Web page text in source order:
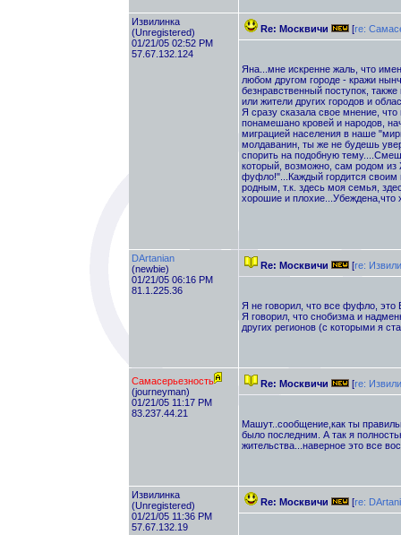
Извилинка
(Unregistered)
01/21/05 02:52 PM
57.67.132.124
Re: Москвичи [re:
Яна...мне искренне жаль, что
любом другом городе - кражи
безнравственный поступок,
или жители других городов и
Я сразу сказала свое мнение,
понамешано кровей и народов,
миграцией населения в наше
молдаванин, ты же не будешь
спорить на подобную
который, возможно, сам родом
фуфло!"...Каждый гордится своим
родным, т.к. здесь моя семья,
хорошие и плохие...Убеждена,что
DArtanian
(newbie)
01/21/05 06:16 PM
81.1.225.36
Re: Москвичи [re:
Я не говорил, что все фуфло, это
Я говорил, что снобизма и
других регионов (с которыми я
Самасерьезность
(journeyman)
01/21/05 11:17 PM
83.237.44.21
Re: Москвичи [re:
Машут..сообщение,как ты
было последним. А так я
жительства...наверное это все
Извилинка
(Unregistered)
01/21/05 11:36 PM
57.67.132.19
Re: Москвичи [re: